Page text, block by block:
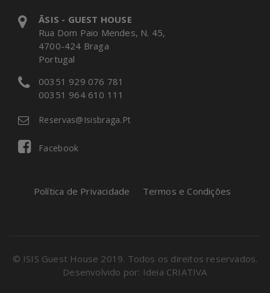
ÃSIS - GUEST HOUSE
Rua Dom Paio Mendes, N. 45,
4700-424 Braga
Portugal
00351 929 076 781
00351 964 610 111
Reservas@isisbraga.pt
Facebook
Política de Privacidade Termos e Condições
© ISIS Guest House 2019. Todos os direitos reservados.
Desenvolvido por: Ideia CRIATIVA